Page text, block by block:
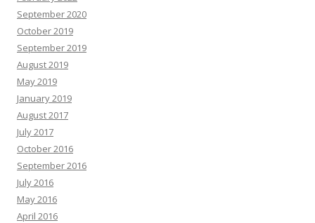
September 2020
October 2019
September 2019
August 2019
May 2019
January 2019
August 2017
July 2017
October 2016
September 2016
July 2016
May 2016
April 2016